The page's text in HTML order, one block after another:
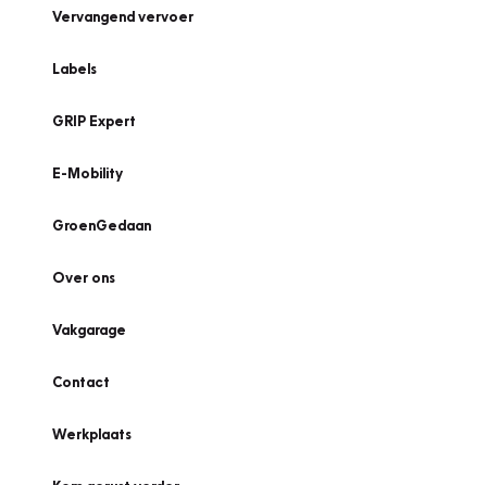
Vervangend vervoer
Labels
GRIP Expert
E-Mobility
GroenGedaan
Over ons
Vakgarage
Contact
Werkplaats